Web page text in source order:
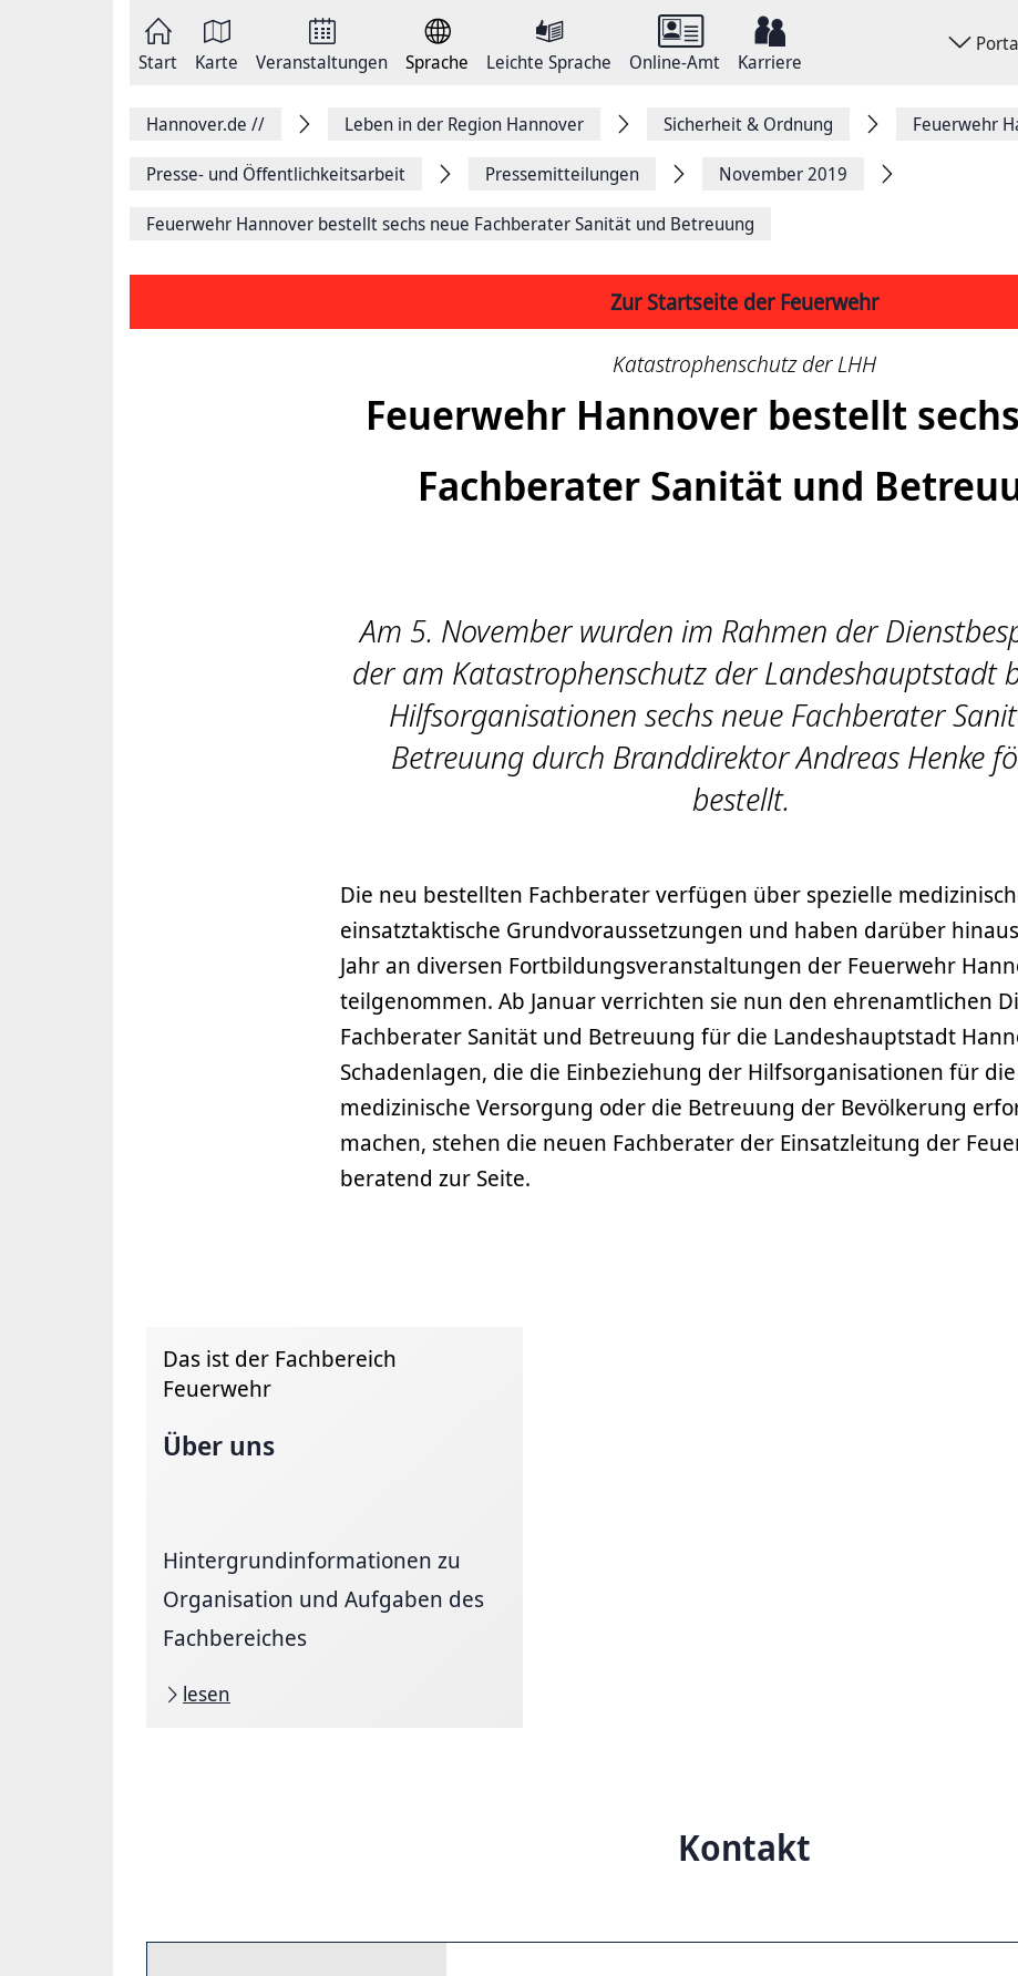
Start Karte Veranstaltungen Sprache Leichte Sprache Online-Amt Karriere
Hannover.de // Leben in der Region Hannover Sicherheit & Ordnung Feuerwehr
Presse- und Öffentlichkeitsarbeit Pressemitteilungen November 2019
Feuerwehr Hannover bestellt sechs neue Fachberater Sanität und Betreuung
Zur Startseite der Feuerwehr
Katastrophenschutz der LHH
Feuerwehr Hannover bestellt
Fachberater Sanität und
Am 5. November wurden im Rahmen der
der am Katastrophenschutz der Landeshauptstadt
Hilfsorganisationen sechs neue Fachberater
Betreuung durch Branddirektor Andreas Henke
bestellt.
Die neu bestellten Fachberater verfügen über spezielle
einsatztaktische Grundvoraussetzungen und haben darüber
Jahr an diversen Fortbildungsveranstaltungen der Feuerwehr
teilgenommen. Ab Januar verrichten sie nun den ehrenamtlichen
Fachberater Sanität und Betreuung für die Landeshauptstadt
Schadenlagen, die die Einbeziehung der Hilfsorganisationen für die
medizinische Versorgung oder die Betreuung der Bevölkerung
machen, stehen die neuen Fachberater der Einsatzleitung der
beratend zur Seite.
Das ist der Fachbereich
Feuerwehr
Über uns
Hintergrundinformationen zu
Organisation und Aufgaben des
Fachbereiches
lesen
Kontakt